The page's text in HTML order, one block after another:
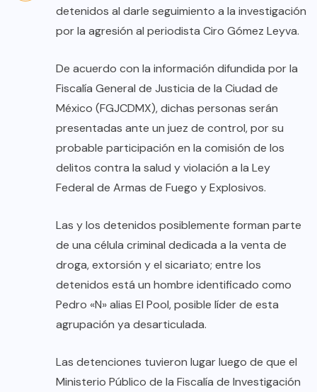
detenidos al darle seguimiento a la investigación
por la agresión al periodista Ciro Gómez Leyva.
De acuerdo con la información difundida por la
Fiscalía General de Justicia de la Ciudad de
México (FGJCDMX), dichas personas serán
presentadas ante un juez de control, por su
probable participación en la comisión de los
delitos contra la salud y violación a la Ley
Federal de Armas de Fuego y Explosivos.
Las y los detenidos posiblemente forman parte
de una célula criminal dedicada a la venta de
droga, extorsión y el sicariato; entre los
detenidos está un hombre identificado como
Pedro «N» alias El Pool, posible líder de esta
agrupación ya desarticulada.
Las detenciones tuvieron lugar luego de que el
Ministerio Público de la Fiscalía de Investigación